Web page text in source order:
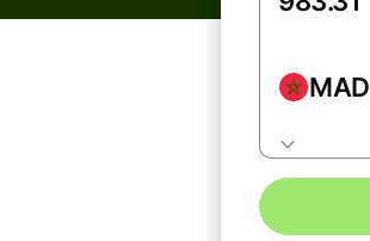
MAD